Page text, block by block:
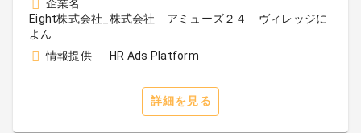
企業名
Eight株式会社_株式会社 アミューズ２４ ヴィレッジに
よん
情報提供
HR Ads Platform
詳細を見る